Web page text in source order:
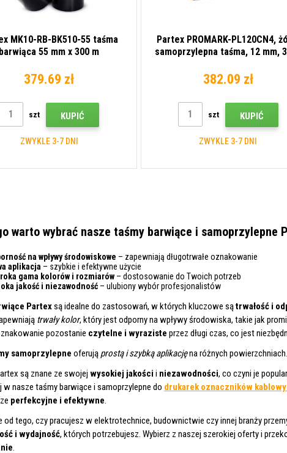
MK10-RB-BK510-55 taśma
55 mm x 300 m
379.69 zł
szt KUPIĆ
ZWYKLE 3-7 DNI
Partex PROMARK-PL120CN4,
samoprzylepna taśma, 12 mm,
382.09 zł
szt KUPIĆ
ZWYKLE 3-7 DNI
warto wybrać nasze taśmy barwiące i samoprzylepne
na wpływy środowiskowe – zapewniają długotrwałe oznakowanie
aplikacja – szybkie i efektywne użycie
gama kolorów i rozmiarów – dostosowanie do Twoich potrzeb
jakość i niezawodność – ulubiony wybór profesjonalistów
Partexsą idealne do zastosowań, w których kluczowe sątrwałość i
trwały kolor, który jest odporny na wpływy środowiska, takie jak
pozostanie czytelne i wyraziste przez długi czas, co jest
samoprzylepne oferują prostą i szybką aplikacjęna różnych powierzchniach.
są znane ze swojej wysokiej jakości i niezawodności, co czyni je
nasze taśmy barwiące i samoprzylepne do drukarek oznaczników
perfekcyjne i efektywne
od tego, czy pracujesz w elektrotechnice, budownictwie czy innej branży
i wydajność, których potrzebujesz. Wybierz z naszej szerokiej oferty i